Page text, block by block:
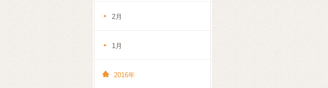
2月
1月
2016年